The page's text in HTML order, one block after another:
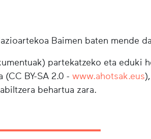
Baimen baten mende
partekatzeko eta eduki
BY-SA 2.0 - www.ahotsak.eus
behartua zara.